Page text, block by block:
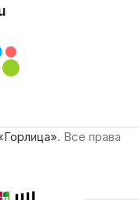
. Все права